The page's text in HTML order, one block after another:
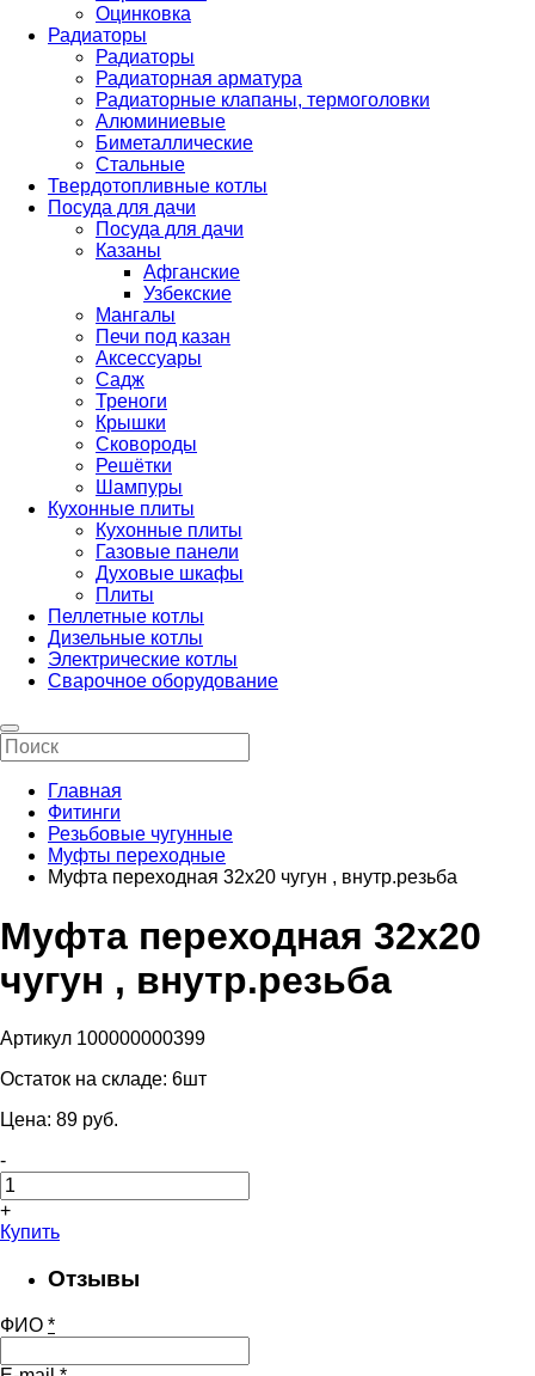
Оцинковка
Радиаторы
Радиаторы
Радиаторная арматура
Радиаторные клапаны, термоголовки
Алюминиевые
Биметаллические
Стальные
Твердотопливные котлы
Посуда для дачи
Посуда для дачи
Казаны
Афганские
Узбекские
Мангалы
Печи под казан
Аксессуары
Садж
Треноги
Крышки
Сковороды
Решётки
Шампуры
Кухонные плиты
Кухонные плиты
Газовые панели
Духовые шкафы
Плиты
Пеллетные котлы
Дизельные котлы
Электрические котлы
Сварочное оборудование
Главная
Фитинги
Резьбовые чугунные
Муфты переходные
Муфта переходная 32х20 чугун , внутр.резьба
Муфта переходная 32х20
чугун , внутр.резьба
Артикул 100000000399
Остаток на складе: 6шт
Цена: 89 pуб.
-
+
Купить
Отзывы
ФИО *